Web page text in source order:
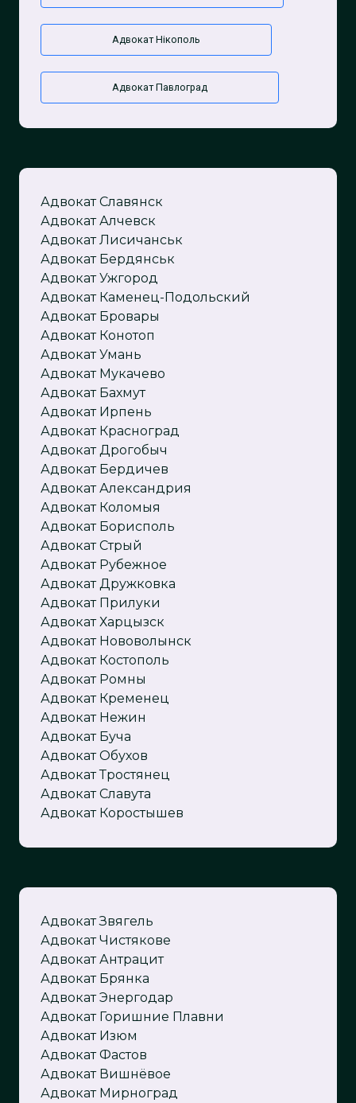
Адвокат Нікополь
Адвокат Павлоград
АдвокатСлавянск
Адвокат Алчевск
Адвокат Лисичанськ
Адвокат Бердянськ
Адвокат Ужгород
Адвокат Каменец-Подольский
Адвокат Бровары
Адвокат Конотоп
Адвокат Умань
Адвокат Мукачево
Адвокат Бахмут
Адвокат Ирпень
Адвокат Красноград
Адвокат Дрогобыч
Адвокат Бердичев
Адвокат Александрия
Адвокат Коломыя
Адвокат Борисполь
Адвокат Стрый
Адвокат Рубежное
Адвокат Дружковка
Адвокат Прилуки
Адвокат Харцызск
Адвокат Нововолынск
Адвокат Костополь
Адвокат Ромны
Адвокат Кременец
Адвокат Нежин
Адвокат Буча
Адвокат Обухов
Адвокат Тростянец
Адвокат Славута
Адвокат Коростышев
Адвокат Звягель
Адвокат Чистякове
Адвокат Антрацит
Адвокат Брянка
АдвокатЭнергодар
Адвокат Горишние Плавни
Адвокат Изюм
Адвокат Фастов
Адвокат Вишнёвое
Адвокат Мирноград